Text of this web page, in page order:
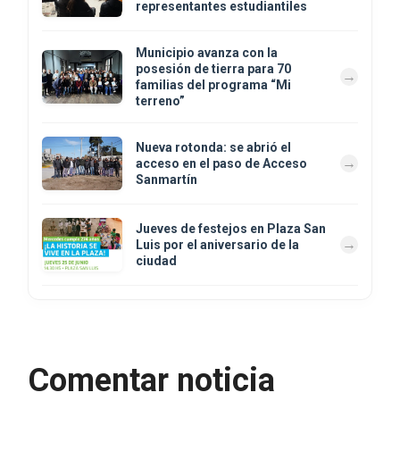
representantes estudiantiles
Municipio avanza con la
posesión de tierra para 70
familias del programa “Mi
terreno”
Nueva rotonda: se abrió el
acceso en el paso de Acceso
Sanmartín
Jueves de festejos en Plaza San
Luis por el aniversario de la
ciudad
Comentar noticia